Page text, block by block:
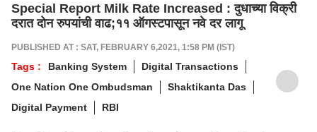
Special Report Milk Rate Increased : दुधाच्या विक्री
दरात दोन रुपयांची वाढ;११ ऑगस्टपासून नवे दर लागू
PUBLISHED AT : SAT, FEBRUARY 6,2021, 1:58 PM (IST)
Tags : Banking System
Digital Transactions
One Nation One Ombudsman
Shaktikanta Das
Digital Payment
RBI